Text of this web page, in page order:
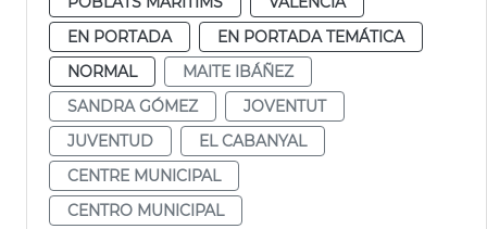
EN PORTADA
EN PORTADA TEMÁTICA
NORMAL
MAITE IBÁÑEZ
SANDRA GÓMEZ
JOVENTUT
JUVENTUD
EL CABANYAL
CENTRE MUNICIPAL
CENTRO MUNICIPAL